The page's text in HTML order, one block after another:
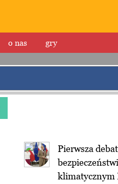
o nas gry
Pierwsza
klimatycznym